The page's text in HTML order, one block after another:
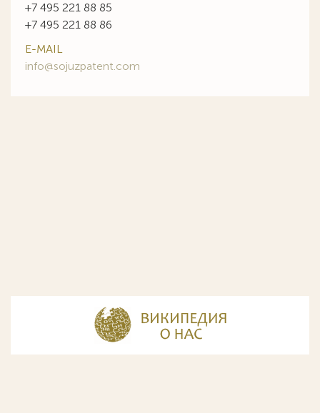
+7 495 221 88 85
+7 495 221 88 86
E-MAIL
info@sojuzpatent.com